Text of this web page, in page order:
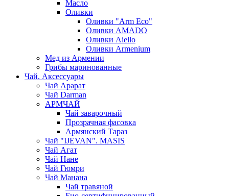
Масло
Оливки
Оливки "Arm Eco"
Оливки AMADO
Оливки Aiello
Оливки Armenium
Мед из Армении
Грибы маринованные
Чай. Аксессуары
Чай Арарат
Чай Darman
АРМЧАЙ
Чай заварочный
Прозрачная фасовка
Армянский Тараз
Чай "IJEVAN". MASIS
Чай Агат
Чай Нане
Чай Гюмри
Чай Манана
Чай травяной